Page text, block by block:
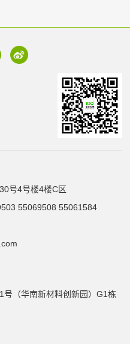
号4号楼4楼C区
55069508 55061584
号（华南新材料创新园）G1栋